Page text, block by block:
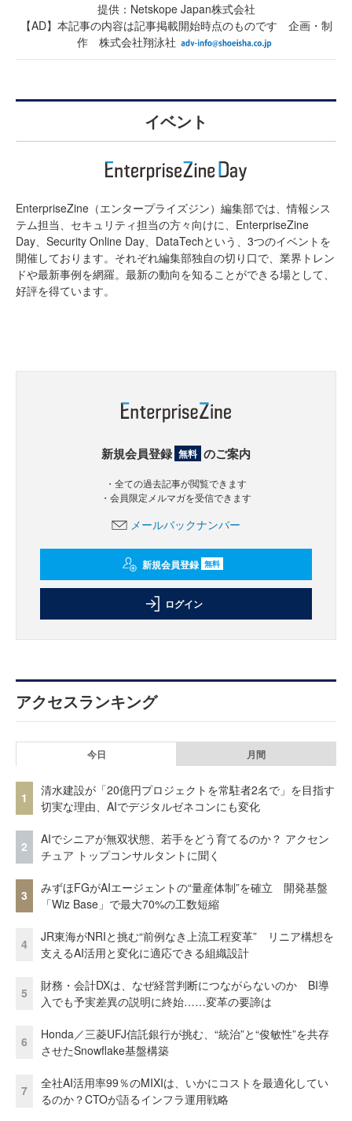
提供：Netskope Japan株式会社
【AD】本記事の内容は記事掲載開始時点のものです 企画・制
作 株式会社翔泳社
イベント
EnterpriseZine（エンタープライズジン）編集部では、情報シス
テム担当、セキュリティ担当の方々向けに、EnterpriseZine
Day、Security Online Day、DataTechという、3つのイベントを
開催しております。それぞれ編集部独自の切り口で、業界トレン
ドや最新事例を網羅。最新の動向を知ることができる場として、
好評を得ています。
新規会員登録 無料 のご案内
・全ての過去記事が閲覧できます
・会員限定メルマガを受信できます
メールバックナンバー
新規会員登録 無料
ログイン
アクセスランキング
今日 月間
1
清水建設が「20億円プロジェクトを常駐者2名で」を目指す
切実な理由、AIでデジタルゼネコンにも変化
2
AIでシニアが無双状態、若手をどう育てるのか？ アクセン
チュア トップコンサルタントに聞く
3
みずほFGがAIエージェントの“量産体制”を確立 開発基盤
「Wiz Base」で最大70%の工数短縮
4
JR東海がNRIと挑む“前例なき上流工程変革” リニア構想を
支えるAI活用と変化に適応できる組織設計
5
財務・会計DXは、なぜ経営判断につながらないのか BI導
入でも予実差異の説明に終始……変革の要諦は
6
Honda／三菱UFJ信託銀行が挑む、“統治”と“俊敏性”を共存
させたSnowflake基盤構築
7
全社AI活用率99％のMIXIは、いかにコストを最適化してい
るのか？CTOが語るインフラ運用戦略